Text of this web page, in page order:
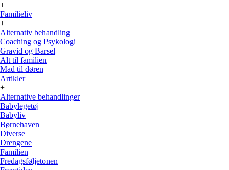
+
Familieliv
+
Alternativ behandling
Coaching og Psykologi
Gravid og Barsel
Alt til familien
Mad til døren
Artikler
+
Alternative behandlinger
Babylegetøj
Babyliv
Børnehaven
Diverse
Drengene
Familien
Fredagsføljetonen